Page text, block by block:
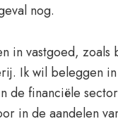
nog.
in vastgoed,
Ik wil beleggen
financiële
in de aandelen